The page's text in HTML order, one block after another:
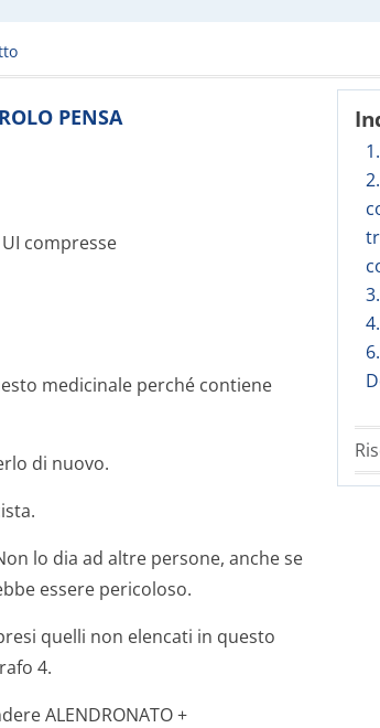
PENSA
UI compresse
medicinale perché contiene
di nuovo.
lo dia ad altre persone, anche se
essere pericoloso.
quelli non elencati in questo
4.
ALENDRONATO +